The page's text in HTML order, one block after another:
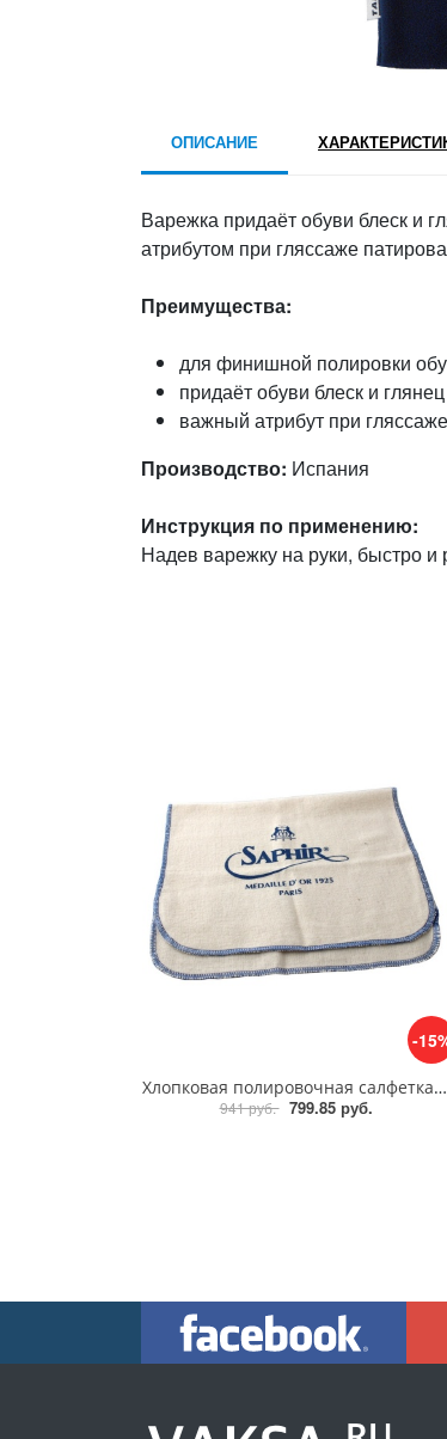
ОПИСАНИЕ
Варежка придаёт обуви блеск и
атрибутом при гляссаже
Преимущества:
для финишной полировки
придаёт обуви блеск и глянец
важный атрибут при
Производство: Испания
Инструкция по применению:
Надев варежку на руки, быстро
-
Хлопковая полировочная салфетка Saphir Medaille d'Or для кожи
941 руб. 799.85 руб.